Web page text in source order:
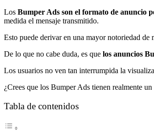
Los Bumper Ads son el formato de anuncio
medida el mensaje transmitido.
Esto puede derivar en una mayor notoriedad de
De lo que no cabe duda, es que los anuncios
Los usuarios no ven tan interrumpida la
¿Crees que los Bumper Ads tienen realmente
Tabla de contenidos